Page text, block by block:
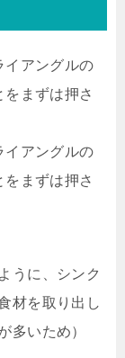
イアングルの
まずは押さ
イアングルの
まずは押さ
うに、シンク
材を取り出し
多いため）